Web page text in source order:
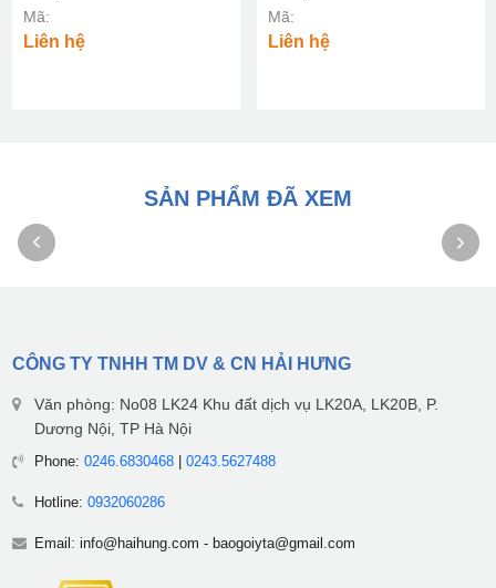
Mã:
Liên hệ
Mã:
Liên hệ
SẢN PHẨM ĐÃ XEM
CÔNG TY TNHH TM DV & CN HẢI HƯNG
Văn phòng: No08 LK24 Khu đất dịch vụ LK20A, LK20B, P.
Dương Nội, TP Hà Nội
Phone: 0246.6830468| 0243.5627488
Hotline: 0932060286
Email: info@haihung.com - baogoiyta@gmail.com